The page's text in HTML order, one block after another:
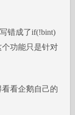
错成了if(!bint)
功能只是针对
看企鹅自己的